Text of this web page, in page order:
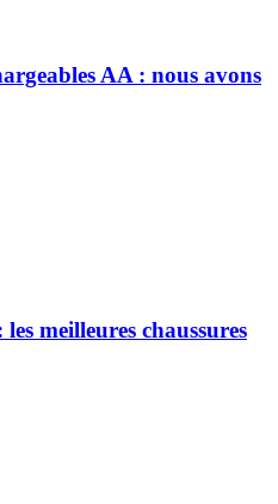
AA : nous avons
meilleures chaussures